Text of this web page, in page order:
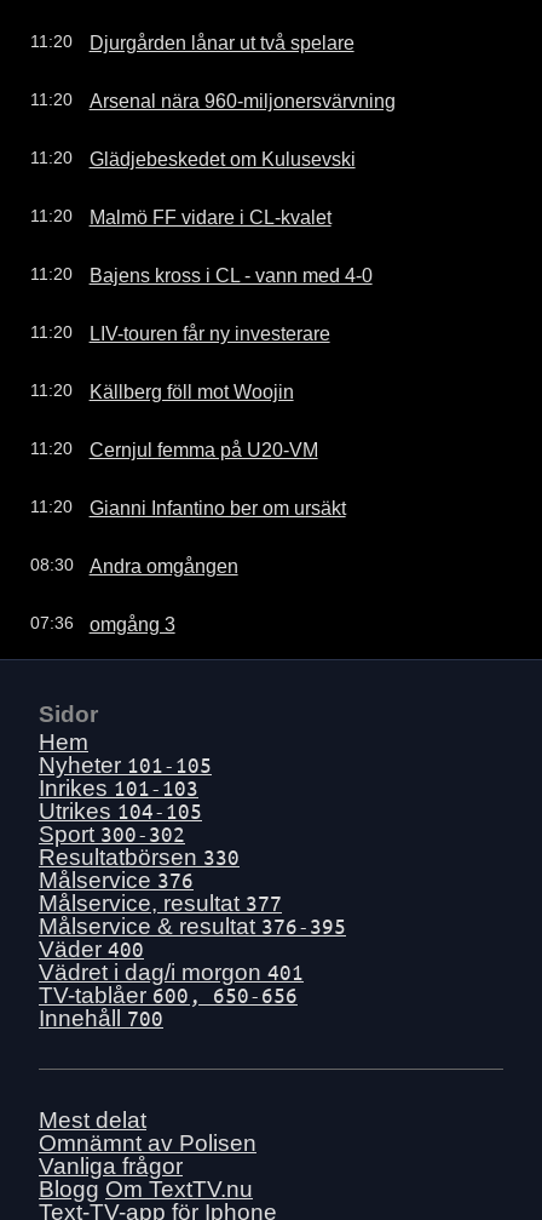
11:20 Djurgården lånar ut två spelare
11:20 Arsenal nära 960-miljonersvärvning
11:20 Glädjebeskedet om Kulusevski
11:20 Malmö FF vidare i CL-kvalet
11:20 Bajens kross i CL - vann med 4-0
11:20 LIV-touren får ny investerare
11:20 Källberg föll mot Woojin
11:20 Cernjul femma på U20-VM
11:20 Gianni Infantino ber om ursäkt
08:30 Andra omgången
07:36 omgång 3
Sidor
Hem
Nyheter 101-105
Inrikes 101-103
Utrikes 104-105
Sport 300-302
Resultatbörsen 330
Målservice 376
Målservice, resultat 377
Målservice & resultat 376-395
Väder 400
Vädret i dag/i morgon 401
TV-tablåer 600, 650-656
Innehåll 700
Mest delat
Omnämnt av Polisen
Vanliga frågor
Blogg Om TextTV.nu
Text-TV-app för Iphone